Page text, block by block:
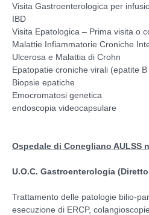
Visita Gastroenterologica per
IBD
Visita Epatologica – Prima visita o
Malattie Infiammatorie Croniche
Ulcerosa e Malattia di Crohn
Epatopatie croniche virali (epatite
Biopsie epatiche
Emocromatosi genetica
endoscopia videocapsulare
Ospedale di Conegliano AULSS
U.O.C. Gastroenterologia
Trattamento delle patologie bilio-
esecuzione di ERCP,